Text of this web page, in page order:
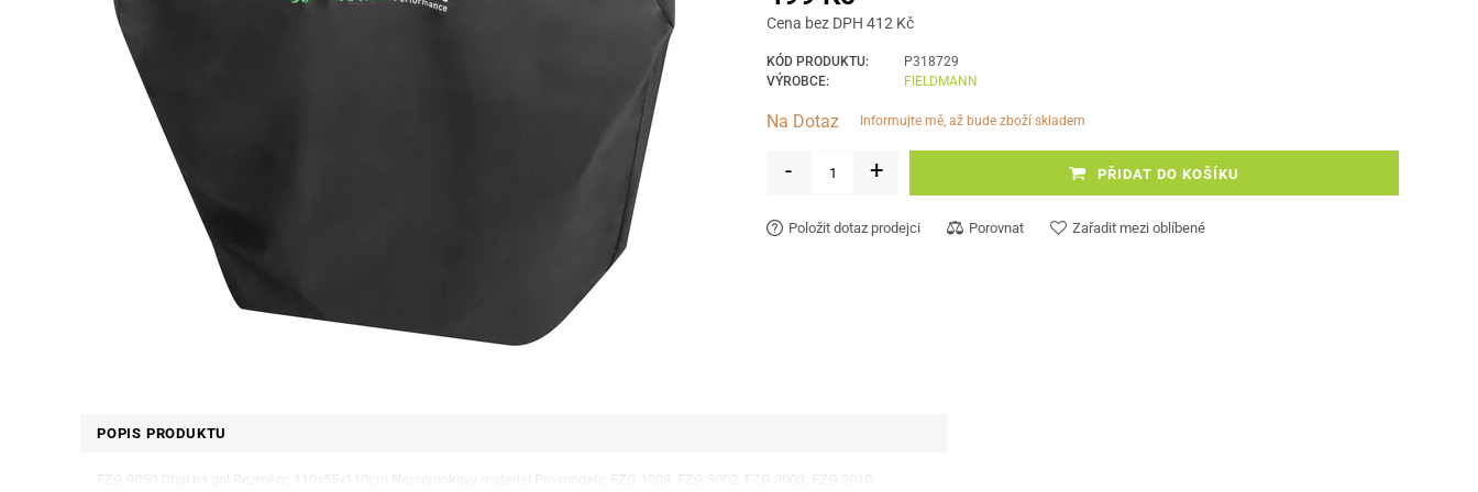
Cena bez DPH 412 Kč
KÓD PRODUKTU:
P318729
VÝROBCE:
FIELDMANN
Na Dotaz informujte mě, až bude zboží skladem
- + PŘIDAT DO KOŠÍKU
Položit dotaz prodejci Porovnat Zařadit mezi oblíbené
POPIS PRODUKTU
FZG 9050 Obal na gril Rozměry: 110x55x110cm Nepromokavý materiál Pro modely: FZG 1008, FZG 3002, FZG 3003, FZG 3010